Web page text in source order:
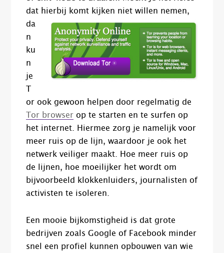
dat hierbij komt kijken niet willen nemen,
da
n
ku
n
je
or ook gewoon helpen door regelmatig de
Tor browser op te starten en te surfen op
het internet. Hiermee zorg je namelijk voor
meer ruis op de lijn, waardoor je ook het
netwerk veiliger maakt. Hoe meer ruis op
de lijnen, hoe moeilijker het wordt om
bijvoorbeeld klokkenluiders, journalisten of
activisten te isoleren.
Een mooie bijkomstigheid is dat grote
bedrijven zoals Google of Facebook minder
snel een profiel kunnen opbouwen van wie